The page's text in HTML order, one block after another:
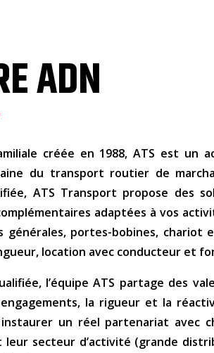
ADN
créée en 1988, ATS est un
du transport routier de
ATS Transport propose des
adaptées à vos
générales, portes-bobines, chariot
location avec conducteur et
l’équipe ATS partage des
la rigueur et la
un réel partenariat avec
leur secteur d’activité (grande